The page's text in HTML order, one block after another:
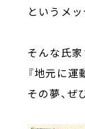
というメ
そんな氏
『地元に運
その夢、ぜ